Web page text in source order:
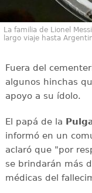
La familia de Lionel
largo viaje hasta
Fuera del
algunos hinchas
apoyo a su ídolo.
El papá de la
informó en un
aclaró que "por
se brindarán más
médicas del